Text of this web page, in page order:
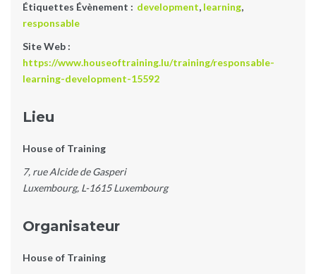
Étiquettes Évènement : development, learning,
responsable
Site Web :
https://www.houseoftraining.lu/training/responsable-
learning-development-15592
Lieu
House of Training
7, rue Alcide de Gasperi
Luxembourg, L-1615 Luxembourg
Organisateur
House of Training